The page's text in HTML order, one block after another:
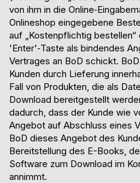
von ihm in die Online‐
Onlineshop eingegebene
auf Kostenpflichtig bestellen“
'Enter'‐Taste als bindendes
Vertrages an BoD schickt.
Kunden durch Lieferung
Fall von Produkten, die als
Download bereitgestellt
dadurch, dass der Kunde wie
Angebot auf Abschluss eines
BoD dieses Angebot des
Bereitstellung des E-Books,
Software zum Download im
annimmt.